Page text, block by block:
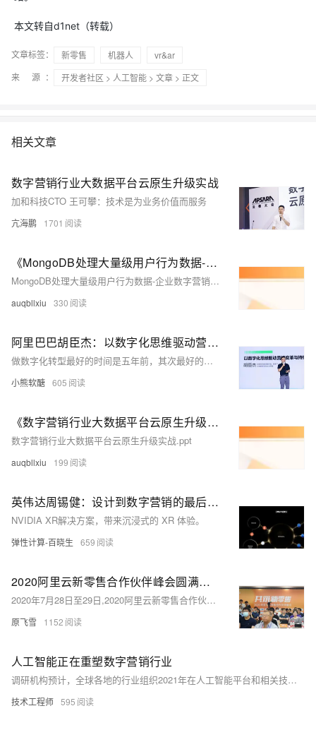
本文转自d1net（转载）
文章标签： 新零售 机器人
vr&ar
来 源：
开发者社区 > 人工智能 > 文章 > 正文
相关文章
数字营销行业大数据平台云原生升级实战
加和科技CTO 王可攀：技术是为业务价值而服务
亢海鹏 1701
《MongoDB处理大量级用户行为数据-企业数字营销平台应用》电子版地址
MongoDB处理大量级用户行为数据-企业数字营销平台应用
auqbllxiu 330
阿里巴巴胡臣杰：以数字化思维驱动营销变革与持续增长 2022全球数字价值峰会
做数字化转型最好的时间是五年前，其次最好的时间就是现在。
小熊软醣 605
《数字营销行业大数据平台云原生升级实战》电子版地址
数字营销行业大数据平台云原生升级实战.ppt
auqbllxiu 199
英伟达周锡健：设计到数字营销的最后一公里
NVIDIA XR解决方案，带来沉浸式的 XR 体验。
弹性计算-百晓生 659
2020阿里云新零售合作伙伴峰会圆满闭幕 全面构筑数字营销新生态
2020年7月28日至29日,2020阿里云新零售合作伙伴峰会在杭州西溪园区隆重举行。
原飞雪 1152
人工智能正在重塑数字营销行业
调研机构预计，全球各地的行业组织2021年在人工智能平台和相关技术方面的支出将达到570亿美元以上。通过允许组织有效地收集、分析、应用数据，然后从中学习，人工智能正在改变数字营销策略。
技术工程师 595